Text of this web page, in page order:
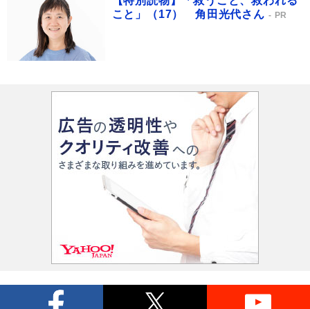
こと」（17） 角田光代さん
PR